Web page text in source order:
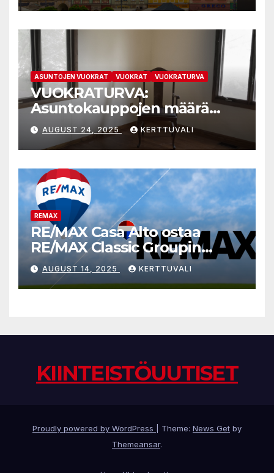
tähtäävistä tarkistetuista
valtiontukisäännöistä
ASUNTOJEN VUOKRAT VUOKRAT VUOKRATURVA
VUOKRATURVA:
Asuntokauppojen määrä
kasvaa, koska ylitarjontaan
kypsyneet myyjät joustavat
kauppahinnoissa
AUGUST 24, 2025 KERTTUVALI
REMAX
RE/MAX Casa Alto ostaa
RE/MAX Classic Groupin
liiketoiminnan
AUGUST 14, 2025 KERTTUVALI
KIINTEISTÖUUTISET
Proudly powered by WordPress Theme: News Get by
Themeansar.